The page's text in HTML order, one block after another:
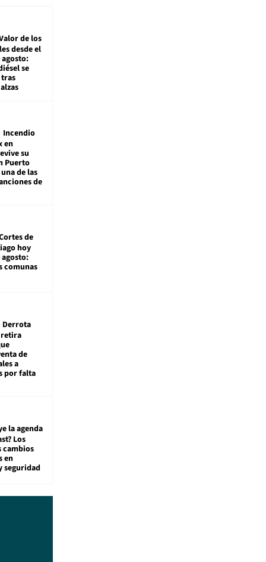
de los
desde el
agosto:
se
Incendio
en
su
Puerto
de las
de
de
hoy
agosto:
comunas
Derrota
de
a
por falta
la agenda
Los
cambios
en
seguridad